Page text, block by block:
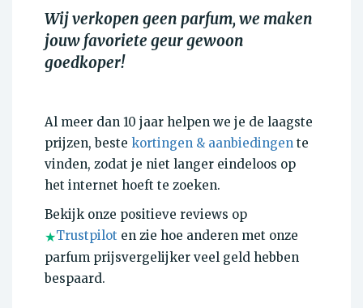
Wij verkopen geen parfum, we maken
jouw favoriete geur gewoon
goedkoper!
Al meer dan 10 jaar helpen we je de laagste
prijzen, beste kortingen & aanbiedingen te
vinden, zodat je niet langer eindeloos op
het internet hoeft te zoeken.
Bekijk onze positieve reviews op
★Trustpilot en zie hoe anderen met onze
parfum prijsvergelijker veel geld hebben
bespaard.